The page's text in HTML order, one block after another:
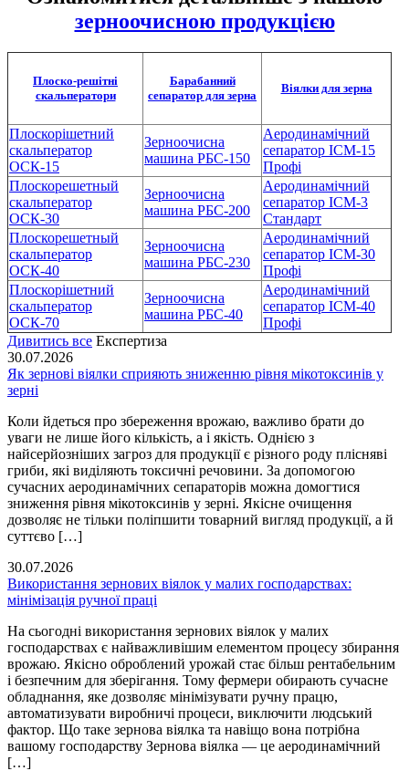
зерноочисною продукцією
Плоско-решітні
скальператори
Барабанний
сепаратор для зерна
Віялки для зерна
Плоскорішетний
скальператор
ОСК-15
Зерноочисна
машина РБС-150
Аеродинамічний
сепаратор ІСМ-15
Профі
Плоскорешетный
скальператор
ОСК-30
Зерноочисна
машина РБС-200
Аеродинамічний
сепаратор ІСМ-3
Стандарт
Плоскорешетный
скальператор
ОСК-40
Зерноочисна
машина РБС-230
Аеродинамічний
сепаратор ІСМ-30
Профі
Плоскорішетний
скальператор
ОСК-70
Зерноочисна
машина РБС-40
Аеродинамічний
сепаратор ІСМ-40
Профі
Дивитись все Експертиза
30.07.2026
Як зернові віялки сприяють зниженню рівня мікотоксинів у
зерні
Коли йдеться про збереження врожаю, важливо брати до
уваги не лише його кількість, а і якість. Однією з
найсерйозніших загроз для продукції є різного роду плісняві
гриби, які виділяють токсичні речовини. За допомогою
сучасних аеродинамічних сепараторів можна домогтися
зниження рівня мікотоксинів у зерні. Якісне очищення
дозволяє не тільки поліпшити товарний вигляд продукції, а й
суттєво […]
30.07.2026
Використання зернових віялок у малих господарствах:
мінімізація ручної праці
На сьогодні використання зернових віялок у малих
господарствах є найважливішим елементом процесу збирання
врожаю. Якісно оброблений урожай стає більш рентабельним
і безпечним для зберігання. Тому фермери обирають сучасне
обладнання, яке дозволяє мінімізувати ручну працю,
автоматизувати виробничі процеси, виключити людський
фактор. Що таке зернова віялка та навіщо вона потрібна
вашому господарству Зернова віялка — це аеродинамічний
[…]